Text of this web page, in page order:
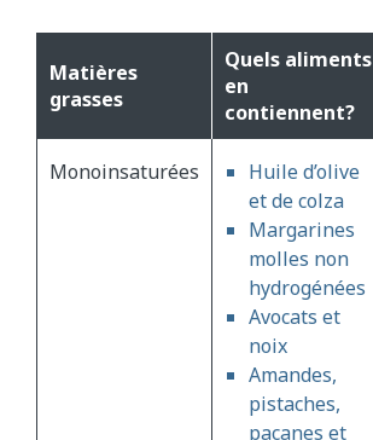
Matières
grasses
Quels aliments
en
contiennent?
Monoinsaturées
Huile d’olive
et de colza
Margarines
molles non
hydrogénées
Avocats et
noix
Amandes,
pistaches,
pacanes et